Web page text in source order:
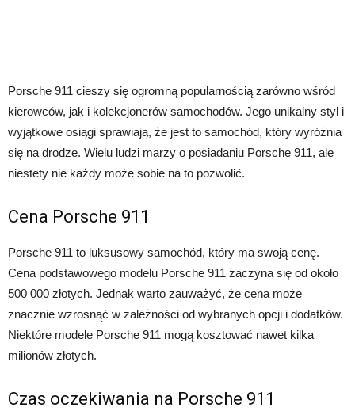
Porsche 911 cieszy się ogromną popularnością zarówno wśród
kierowców, jak i kolekcjonerów samochodów. Jego unikalny styl i
wyjątkowe osiągi sprawiają, że jest to samochód, który wyróżnia
się na drodze. Wielu ludzi marzy o posiadaniu Porsche 911, ale
niestety nie każdy może sobie na to pozwolić.
Cena Porsche 911
Porsche 911 to luksusowy samochód, który ma swoją cenę.
Cena podstawowego modelu Porsche 911 zaczyna się od około
500 000 złotych. Jednak warto zauważyć, że cena może
znacznie wzrosnąć w zależności od wybranych opcji i dodatków.
Niektóre modele Porsche 911 mogą kosztować nawet kilka
milionów złotych.
Czas oczekiwania na Porsche 911